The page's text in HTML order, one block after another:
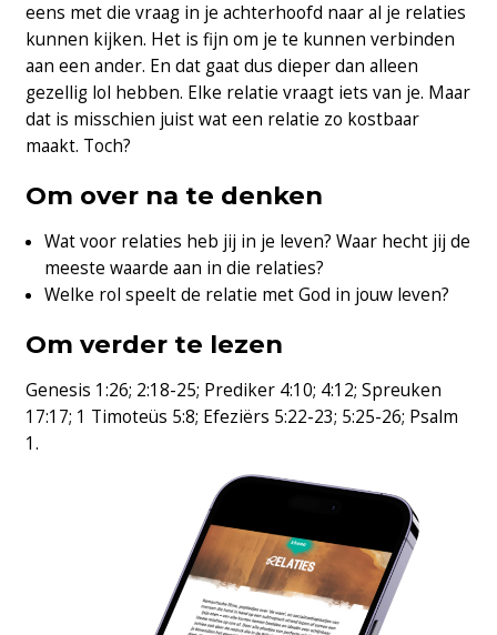
eens met die vraag in je achterhoofd naar al je relaties
kunnen kijken. Het is fijn om je te kunnen verbinden
aan een ander. En dat gaat dus dieper dan alleen
gezellig lol hebben. Elke relatie vraagt iets van je. Maar
dat is misschien juist wat een relatie zo kostbaar
maakt. Toch?
Om over na te denken
Wat voor relaties heb jij in je leven? Waar hecht jij de
meeste waarde aan in die relaties?
Welke rol speelt de relatie met God in jouw leven?
Om verder te lezen
Genesis 1:26; 2:18-25; Prediker 4:10; 4:12; Spreuken
17:17; 1 Timoteüs 5:8; Efeziërs 5:22-23; 5:25-26; Psalm
1.